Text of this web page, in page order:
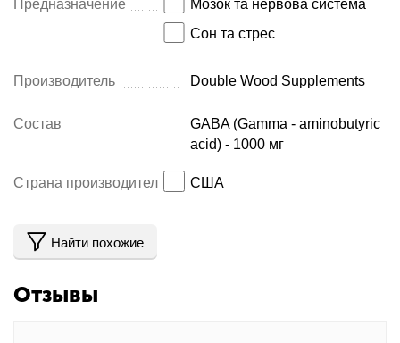
Предназначение
Мозок та нервова система
Сон та стрес
Производитель Double Wood Supplements
Состав
GABA (Gamma - aminobutyric
acid) - 1000 мг
Страна производитель США
Найти похожие
Отзывы